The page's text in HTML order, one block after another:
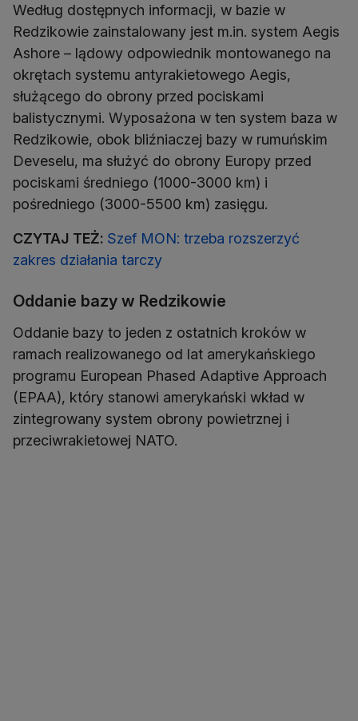
Według dostępnych informacji, w bazie w
Redzikowie zainstalowany jest m.in. system Aegis
Ashore – lądowy odpowiednik montowanego na
okrętach systemu antyrakietowego Aegis,
służącego do obrony przed pociskami
balistycznymi. Wyposażona w ten system baza w
Redzikowie, obok bliźniaczej bazy w rumuńskim
Deveselu, ma służyć do obrony Europy przed
pociskami średniego (1000-3000 km) i
pośredniego (3000-5500 km) zasięgu.
CZYTAJ TEŻ: Szef MON: trzeba rozszerzyć
zakres działania tarczy
Oddanie bazy w Redzikowie
Oddanie bazy to jeden z ostatnich kroków w
ramach realizowanego od lat amerykańskiego
programu European Phased Adaptive Approach
(EPAA), który stanowi amerykański wkład w
zintegrowany system obrony powietrznej i
przeciwrakietowej NATO.